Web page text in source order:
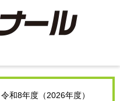
令和8年度（2026年度）